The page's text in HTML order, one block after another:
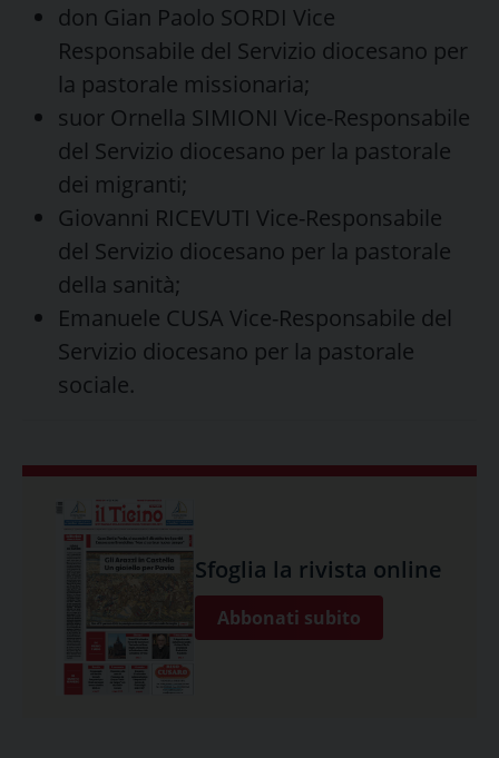
don Gian Paolo SORDI Vice
Responsabile del Servizio diocesano per
la pastorale missionaria;
suor Ornella SIMIONI Vice-Responsabile
del Servizio diocesano per la pastorale
dei migranti;
Giovanni RICEVUTI Vice-Responsabile
del Servizio diocesano per la pastorale
della sanità;
Emanuele CUSA Vice-Responsabile del
Servizio diocesano per la pastorale
sociale.
Sfoglia la rivista online
Abbonati subito